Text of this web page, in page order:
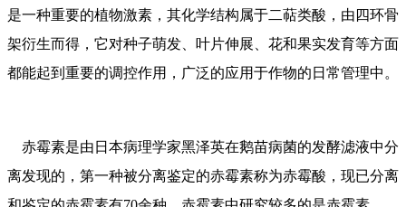
是一种重要的植物激素，其化学结构属于二萜类酸，由四环骨
架衍生而得，它对种子萌发、叶片伸展、花和果实发育等方面
都能起到重要的调控作用，广泛的应用于作物的日常管理中。
赤霉素是由日本病理学家黑泽英在鹅苗病菌的发酵滤液中分
离发现的，第一种被分离鉴定的赤霉素称为赤霉酸，现已分离